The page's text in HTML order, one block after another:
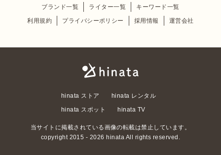
ブランド一覧
ライター一覧
キーワード一覧
利用規約
プライバシーポリシー 採用情報 運営会社
hinata ストア
hinata レンタル
hinata スポット
hinata TV
当サイトに掲載されている画像の転載は禁止しています。
copyright 2015 - 2026 hinata All rights reserved.